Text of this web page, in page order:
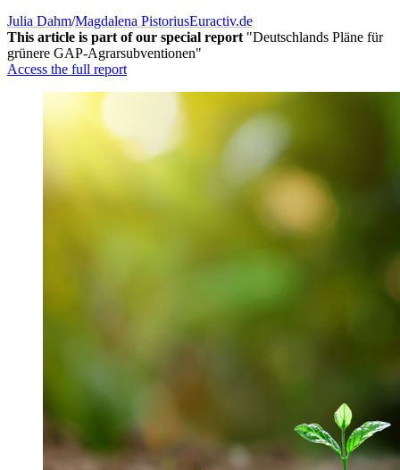
Julia Dahm/Magdalena PistoriusEuractiv.de
This article is part of our special report "Deutschlands Pläne für
grünere GAP-Agrarsubventionen"
Access the full report